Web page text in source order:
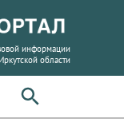
информации
Иркутской области